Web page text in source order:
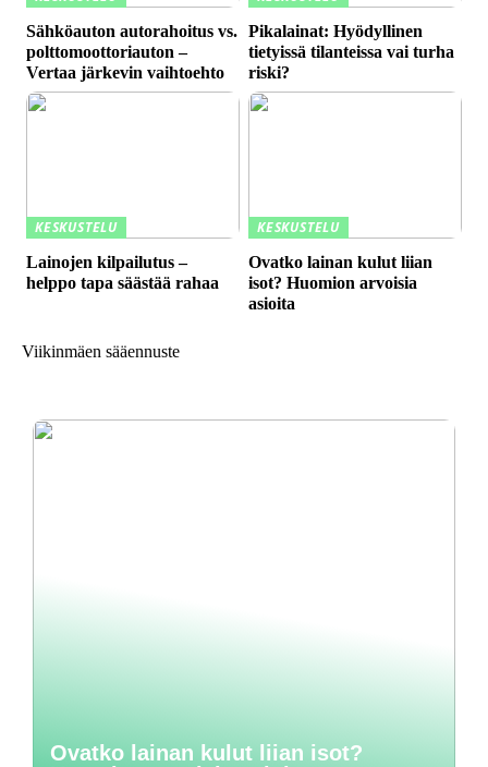
Sähköauton autorahoitus vs.
polttomoottoriauton –
Vertaa järkevin vaihtoehto
Pikalainat: Hyödyllinen
tietyissä tilanteissa vai turha
riski?
KESKUSTELU
Lainojen kilpailutus –
helppo tapa säästää rahaa
KESKUSTELU
Ovatko lainan kulut liian
isot? Huomion arvoisia
asioita
Viikinmäen sääennuste
Ovatko lainan kulut liian isot?